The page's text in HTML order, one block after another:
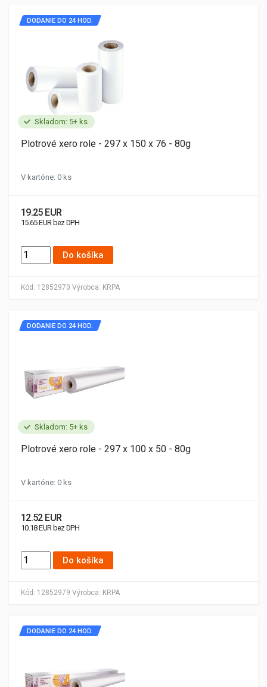
Skladom: 5+ ks
Kód: 12852970 Výrobca: KRPA
DODANIE DO 24 HOD.
Plotrové xero role - 297 x 150 x 76 - 80g
V kartóne: 0 ks
19.25 EUR
15.65 EUR bez DPH
Do košíka
Skladom: 5+ ks
Kód: 12852979 Výrobca: KRPA
DODANIE DO 24 HOD.
Plotrové xero role - 297 x 100 x 50 - 80g
V kartóne: 0 ks
12.52 EUR
10.18 EUR bez DPH
Do košíka
DODANIE DO 24 HOD.